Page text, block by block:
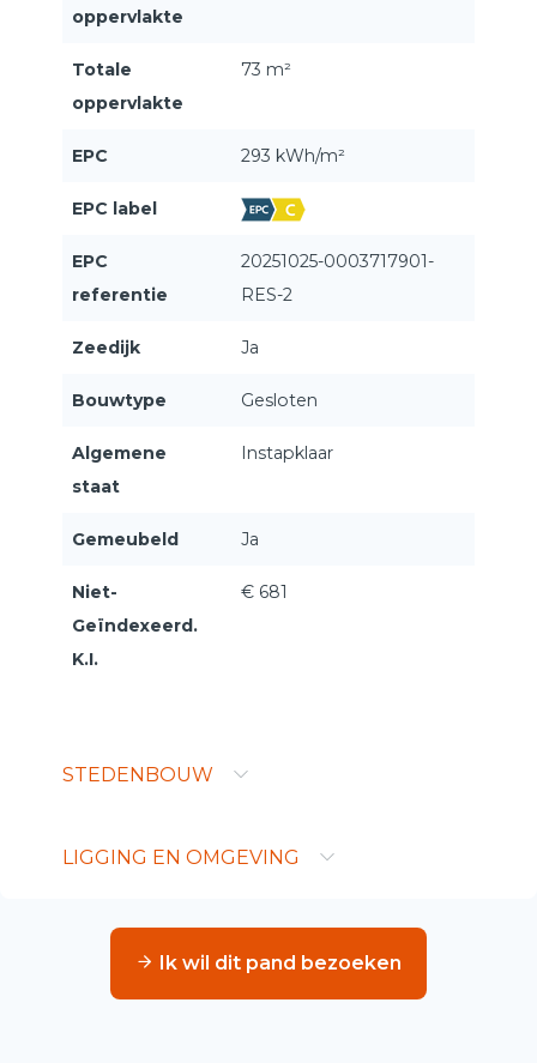
oppervlakte
Totale
oppervlakte
73 m²
EPC 293 kWh/m²
EPC label
EPC
referentie
20251025-0003717901-
RES-2
Zeedijk Ja
Bouwtype Gesloten
Algemene
staat
Instapklaar
Gemeubeld Ja
Niet-
Geïndexeerd.
K.I.
€ 681
STEDENBOUW
LIGGING EN OMGEVING
Ik wil dit pand bezoeken